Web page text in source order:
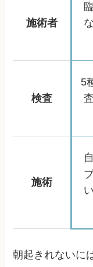
施術者
検査
5
施術
朝起きれないに